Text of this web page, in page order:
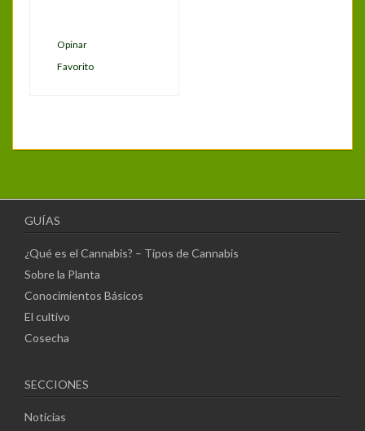
Opinar
Favorito
GUÍAS
¿Qué es el Cannabis? – Tipos de Cannabis
Sobre la Planta
Conocimientos Básicos
El cultivo
Cosecha
SECCIONES
Noticias